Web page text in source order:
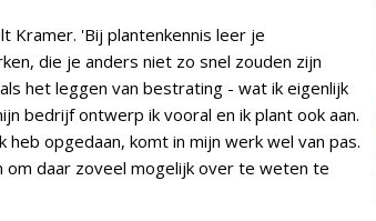
Kramer. 'Bij plantenkennis leer je
die je anders niet zo snel zouden zijn
het leggen van bestrating - wat ik eigenlijk
bedrijf ontwerp ik vooral en ik plant ook aan.
opgedaan, komt in mijn werk wel van pas.
om daar zoveel mogelijk over te weten te